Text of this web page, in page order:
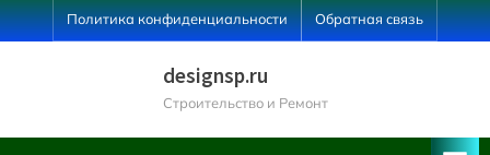
Skip
to
Политика конфиденциальности Обратная связь
designsp.ru
Строительство и Ремонт